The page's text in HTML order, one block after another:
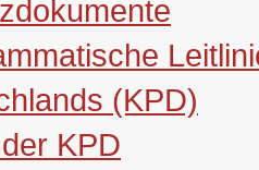
(KPD)
KPD